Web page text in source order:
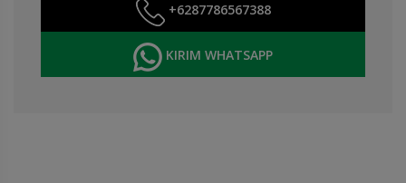
+6287786567388
KIRIM WHATSAPP